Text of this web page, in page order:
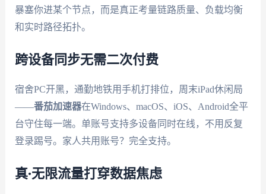
暴塞你进某个节点，而是真正考量链路质量、负载均衡
和实时路径拓扑。
跨设备同步无需二次付费
宿舍PC开黑，通勤地铁用手机打排位，周末iPad休闲局
——番茄加速器在Windows、macOS、iOS、Android全平
台守住每一端。单账号支持多设备同时在线，不用反复
登录踢号。家人共用账号？完全支持。
真·无限流量打穿数据焦虑